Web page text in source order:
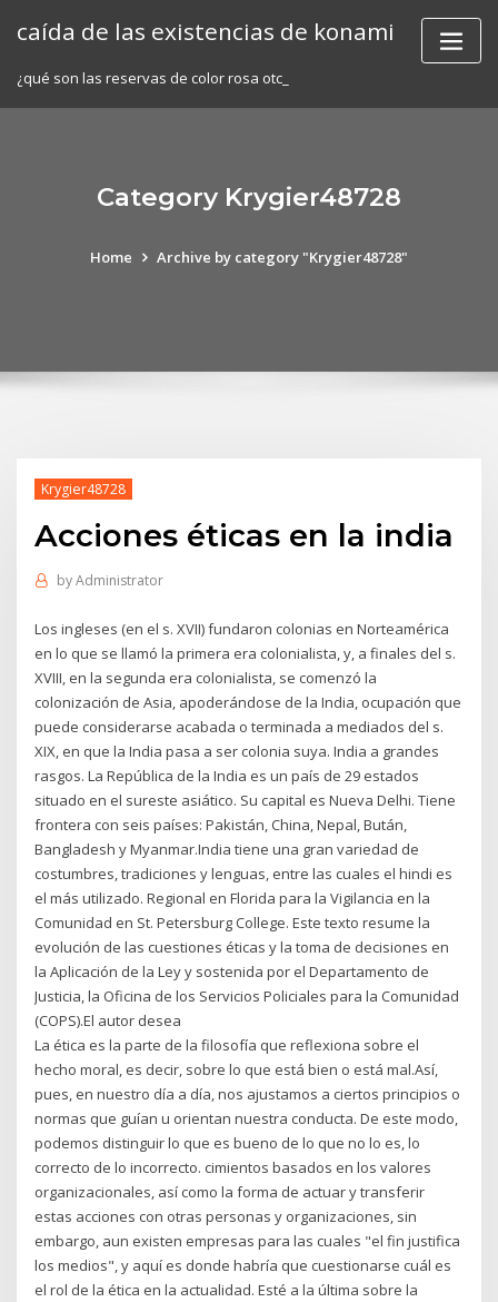
caída de las existencias de konami
¿qué son las reservas de color rosa otc_
Category Krygier48728
Home Archive by category "Krygier48728"
Krygier48728
Acciones éticas en la india
byAdministrator
Los ingleses (en el s. XVII) fundaron colonias en Norteamérica
en lo que se llamó la primera era colonialista, y, a finales del s.
XVIII, en la segunda era colonialista, se comenzó la
colonización de Asia, apoderándose de la India, ocupación que
puede considerarse acabada o terminada a mediados del s.
XIX, en que la India pasa a ser colonia suya. India a grandes
rasgos. La República de la India es un país de 29 estados
situado en el sureste asiático. Su capital es Nueva Delhi. Tiene
frontera con seis países: Pakistán, China, Nepal, Bután,
Bangladesh y Myanmar.India tiene una gran variedad de
costumbres, tradiciones y lenguas, entre las cuales el hindi es
el más utilizado. Regional en Florida para la Vigilancia en la
Comunidad en St. Petersburg College. Este texto resume la
evolución de las cuestiones éticas y la toma de decisiones en
la Aplicación de la Ley y sostenida por el Departamento de
Justicia, la Oficina de los Servicios Policiales para la Comunidad
(COPS).El autor desea
La ética es la parte de la filosofía que reflexiona sobre el
hecho moral, es decir, sobre lo que está bien o está mal.Así,
pues, en nuestro día a día, nos ajustamos a ciertos principios o
normas que guían u orientan nuestra conducta. De este modo,
podemos distinguir lo que es bueno de lo que no lo es, lo
correcto de lo incorrecto. cimientos basados en los valores
organizacionales, así como la forma de actuar y transferir
estas acciones con otras personas y organizaciones, sin
embargo, aun existen empresas para las cuales "el fin justifica
los medios", y aquí es donde habría que cuestionarse cuál es
el rol de la ética en la actualidad. Esté a la última sobre la